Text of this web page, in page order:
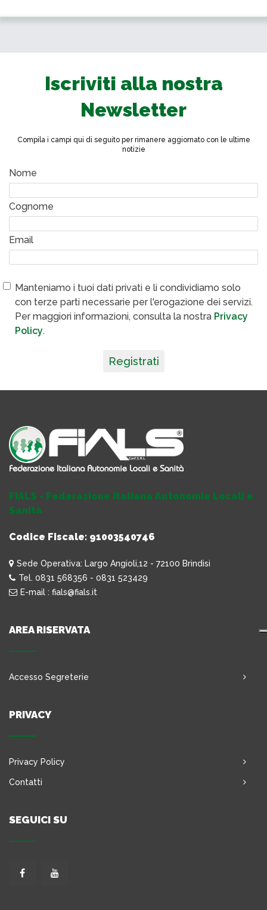
Iscriviti alla nostra
Newsletter
Compila i campi qui di seguito per rimanere aggiornato con le ultime
notizie
Nome
Cognome
Email
Manteniamo i tuoi dati privati e li condividiamo solo
con terze parti necessarie per l'erogazione dei servizi.
Per maggiori informazioni, consulta la nostra Privacy
Policy.
Registrati
FIALS - Federazione Italiana Autonomie Locali e
Sanità
Codice Fiscale: 91003540746
Sede Operativa: Largo Angioli,12 - 72100 Brindisi
Tel. 0831 568356 - 0831 523429
E-mail : fials@fials.it
AREA RISERVATA
Accesso Segreterie
PRIVACY
Privacy Policy
Contatti
SEGUICI SU